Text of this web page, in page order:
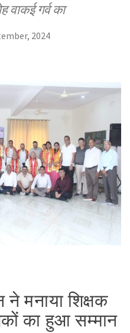
वाकई गर्व का
2024
मनाया शिक्षक
का हुआ सम्मान